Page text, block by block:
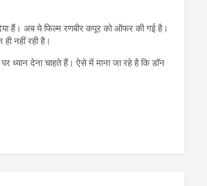
हैं। अब ये फिल्म रणबीर कपूर को ऑफर की गई है।
नहीं रही है।
देना चाहते हैं। ऐसे में माना जा रहे है कि डॉन